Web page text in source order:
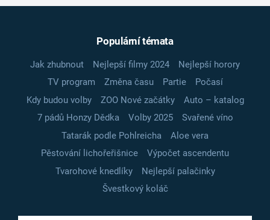
Populární témata
Jak zhubnout Nejlepší filmy 2024
Nejlepší horory
TV program
Změna času Partie
Počasí
Kdy budou volby
ZOO Nové začátky
Auto – katalog
7 pádů Honzy Dědka
Volby 2025
Svařené víno
Tatarák podle Pohlreicha
Aloe vera
Pěstování lichořeřišnice
Výpočet ascendentu
Tvarohové knedlíky
Nejlepší palačinky
Švestkový koláč